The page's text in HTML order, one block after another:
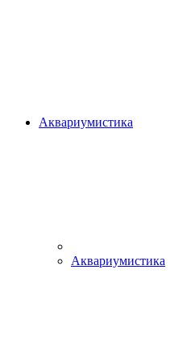
Аквариумистика
Аквариумистика